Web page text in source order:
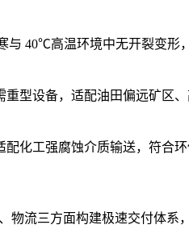
40℃高温环境中无开裂变形
型设备，适配油田偏远矿区
化工强腐蚀介质输送，符合环
流三方面构建极速交付体系